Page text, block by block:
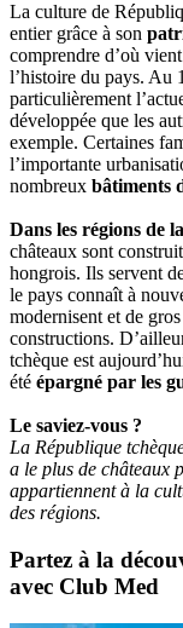
La culture de
entier grâce à son
comprendre d’où
l’histoire du pays. Au
particulièrement
développée que les
exemple. Certaines
l’importante
nombreux bâtiments
Dans les régions de
châteaux sont
hongrois. Ils servent
le pays connaît à
modernisent et de
constructions.
tchèque est
été épargné par les
Le saviez-vous ?
La République
a le plus de châteaux
appartiennent à la
des régions.
Partez à la
avec Club Med